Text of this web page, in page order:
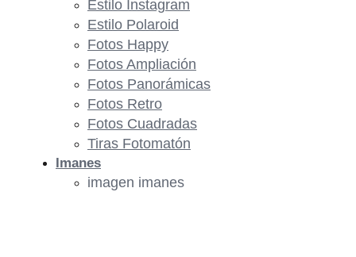
Estilo Instagram
Estilo Polaroid
Fotos Happy
Fotos Ampliación
Fotos Panorámicas
Fotos Retro
Fotos Cuadradas
Tiras Fotomatón
Imanes
imagen imanes